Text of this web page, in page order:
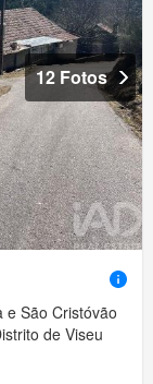
12 Fotos
e São Cristóvão
de Viseu